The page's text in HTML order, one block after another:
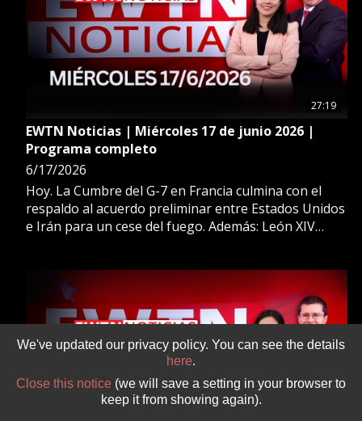
27:19
EWTN Noticias | Miércoles 17 de junio 2026 |
Programa completo
6/17/2026
Hoy. La Cumbre del G-7 en Francia culmina con el
respaldo al acuerdo preliminar entre Estados Unidos
e Irán para un cese del fuego. Además: León XIV
negociación. Más en Ewtn Noticias.
We've updated our privacy policy. You can see the details
here.
Close this notice (we will save a setting in your browser to
keep it from showing again).